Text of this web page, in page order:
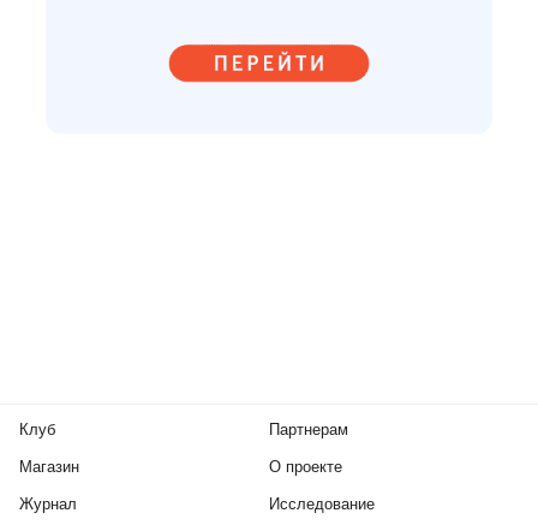
Клуб
Магазин
Журнал
Партнерам
О проекте
Исследование